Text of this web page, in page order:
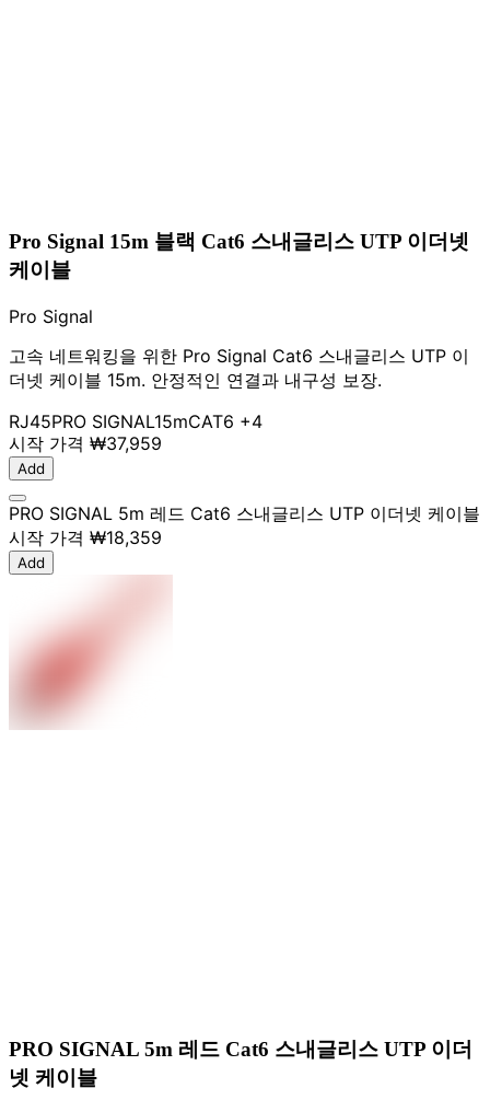
Pro Signal 15m 블랙 Cat6 스내글리스 UTP 이더넷
케이블
Pro Signal
고속 네트워킹을 위한 Pro Signal Cat6 스내글리스 UTP 이
더넷 케이블 15m. 안정적인 연결과 내구성 보장.
RJ45PRO SIGNAL15mCAT6 +4
시작 가격 ₩37,959
Add
PRO SIGNAL 5m 레드 Cat6 스내글리스 UTP 이더넷 케이블
시작 가격 ₩18,359
Add
PRO SIGNAL 5m 레드 Cat6 스내글리스 UTP 이더
넷 케이블